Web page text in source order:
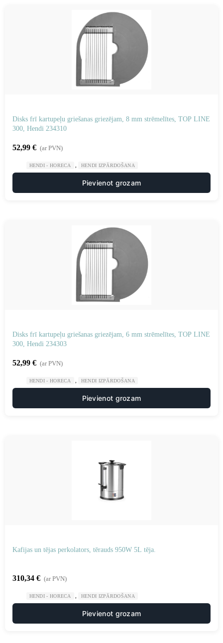
Disks frī kartupeļu griešanas griezējam, 8 mm strēmelītes, TOP LINE
300, Hendi 234310
52,99 € (ar PVN)
HENDI - HORECA HENDI IZPĀRDOŠANA
Pievienot grozam
Disks frī kartupeļu griešanas griezējam, 6 mm strēmelītes, TOP LINE
300, Hendi 234303
52,99 € (ar PVN)
HENDI - HORECA HENDI IZPĀRDOŠANA
Pievienot grozam
Kafijas un tējas perkolators, tērauds 950W 5L tēja.
310,34 € (ar PVN)
HENDI - HORECA HENDI IZPĀRDOŠANA
Pievienot grozam